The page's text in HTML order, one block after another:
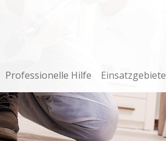
Professionelle Hilfe Einsatzgebiete